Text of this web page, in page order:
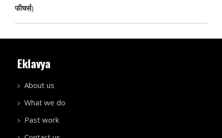
फीचर्स)
Eklavya
About us
What we do
Past work